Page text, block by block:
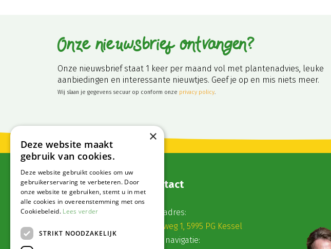
Onze nieuwsbrief ontvangen?
Onze nieuwsbrief staat 1 keer per maand vol met plantenadvies, leuke
aanbiedingen en interessante nieuwtjes. Geef je op en mis niets meer.
Wij slaan je gegevens secuur op conform onze privacy policy.
Contact
Postadres:
Veldweg 1, 5995 PG Kessel
Voor navigatie:
×
Deze website maakt
gebruik van cookies.
Deze website gebruikt cookies om uw
gebruikerservaring te verbeteren. Door
onze website te gebruiken, stemt u in met
alle cookies in overeenstemming met ons
Cookiebeleid. Lees verder
STRIKT NOODZAKELIJK